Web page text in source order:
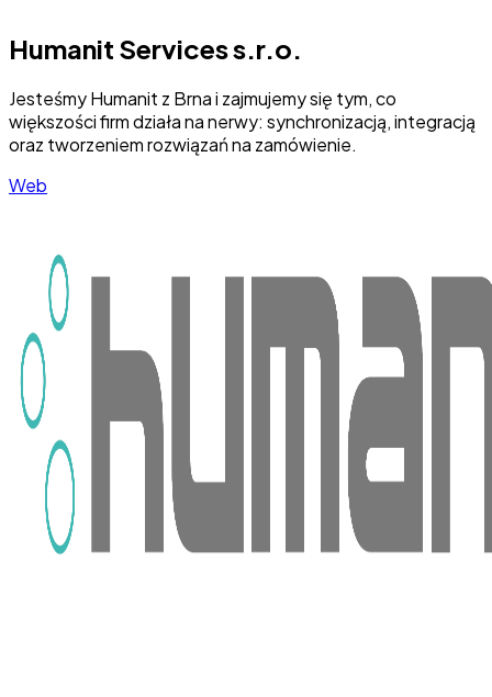
Humanit Services s.r.o.
Jesteśmy Humanit z Brna i zajmujemy się tym, co
większości firm działa na nerwy: synchronizacją, integracją
oraz tworzeniem rozwiązań na zamówienie.
Web